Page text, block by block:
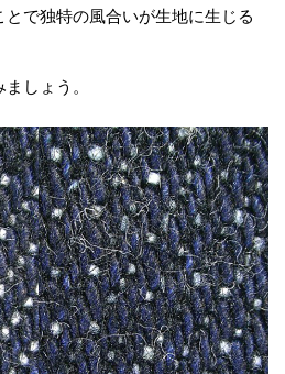
とで独特の風合いが生地に生じる
しょう。